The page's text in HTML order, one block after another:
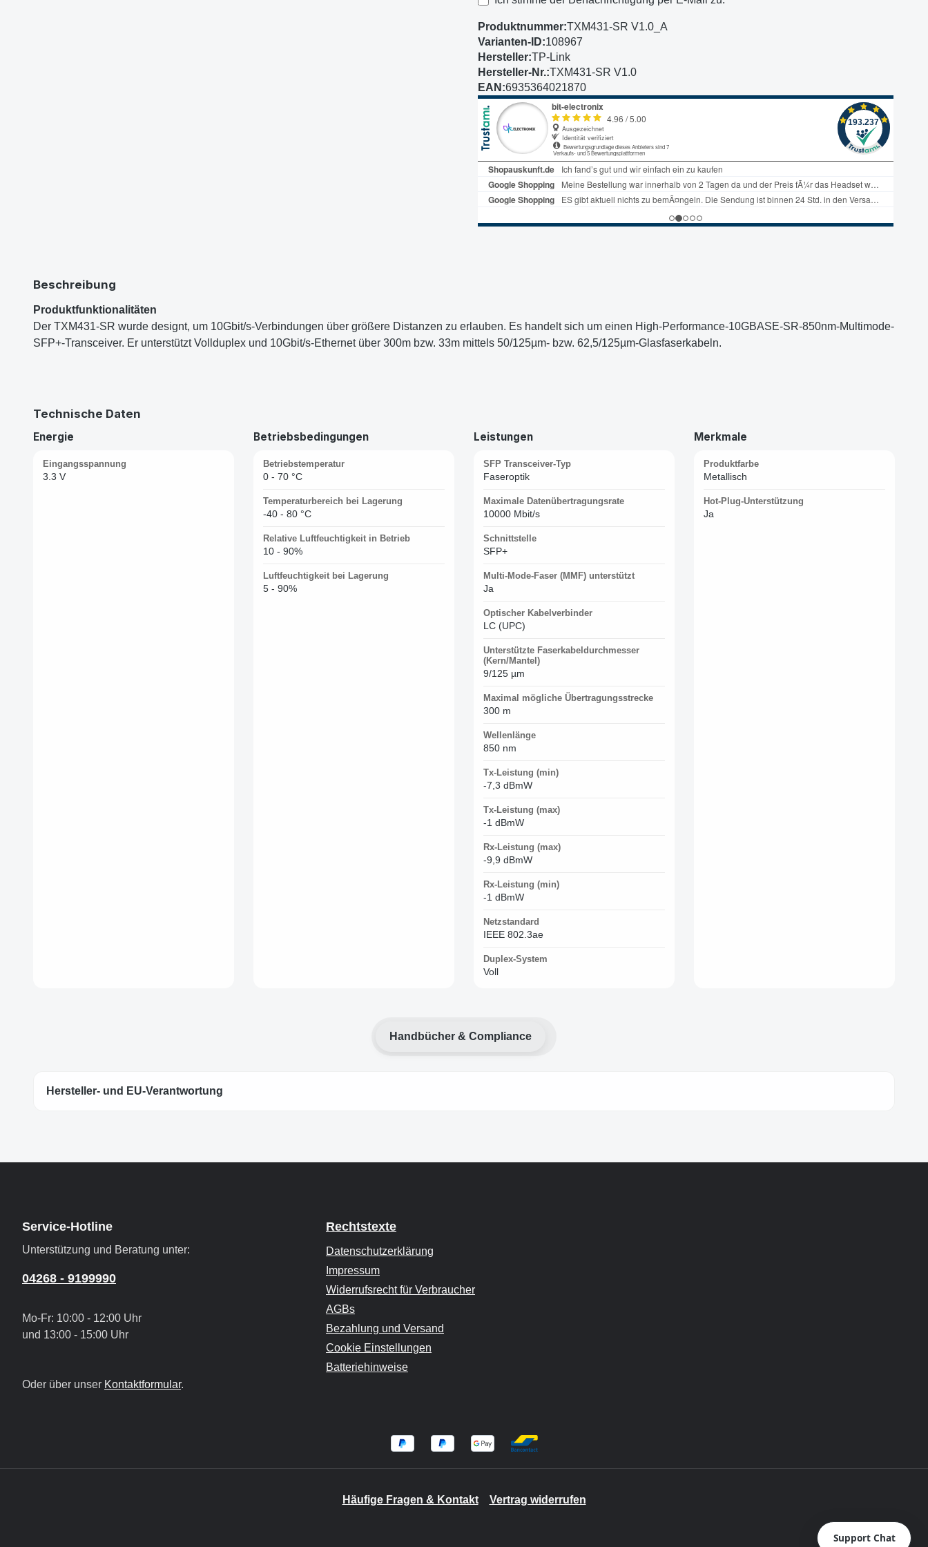
Produktnummer:TXM431-SR V1.0_A
Varianten-ID:108967
Hersteller:TP-Link
Hersteller-Nr.:TXM431-SR V1.0
EAN:6935364021870
Beschreibung
Produktfunktionalitäten
Der TXM431-SR wurde designt, um 10Gbit/s-Verbindungen über größere Distanzen zu erlauben. Es handelt sich um einen High-Performance-10GBASE-SR-850nm-Multimode-
SFP+-Transceiver. Er unterstützt Vollduplex und 10Gbit/s-Ethernet über 300m bzw. 33m mittels 50/125µm- bzw. 62,5/125µm-Glasfaserkabeln.
Technische Daten
Energie
Eingangsspannung
3.3 V
Betriebsbedingungen
Betriebstemperatur
0 - 70 °C
Temperaturbereich bei Lagerung
-40 - 80 °C
Relative Luftfeuchtigkeit in Betrieb
10 - 90%
Luftfeuchtigkeit bei Lagerung
5 - 90%
Leistungen
SFP Transceiver-Typ
Faseroptik
Maximale Datenübertragungsrate
10000 Mbit/s
Schnittstelle
SFP+
Multi-Mode-Faser (MMF) unterstützt
Ja
Optischer Kabelverbinder
LC (UPC)
Unterstützte Faserkabeldurchmesser
(Kern/Mantel)
9/125 µm
Maximal mögliche Übertragungsstrecke
300 m
Wellenlänge
850 nm
Tx-Leistung (min)
-7,3 dBmW
Tx-Leistung (max)
-1 dBmW
Rx-Leistung (max)
-9,9 dBmW
Rx-Leistung (min)
-1 dBmW
Netzstandard
IEEE 802.3ae
Duplex-System
Voll
Merkmale
Produktfarbe
Metallisch
Hot-Plug-Unterstützung
Ja
Handbücher & Compliance
Hersteller- und EU-Verantwortung
Service-Hotline
Unterstützung und Beratung unter:
04268 - 9199990
Mo-Fr: 10:00 - 12:00 Uhr
und 13:00 - 15:00 Uhr
Oder über unser Kontaktformular.
Rechtstexte
Datenschutzerklärung
Impressum
Widerrufsrecht für Verbraucher
AGBs
Bezahlung und Versand
Cookie Einstellungen
Batteriehinweise
Häufige Fragen & Kontakt Vertrag widerrufen
Support Chat